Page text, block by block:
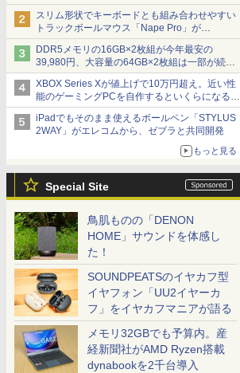
スリム形状でキーボードとも組み合わせやすい
トラックボールマウス「Nape Pro」が
Keychronから
DDR5メモリの16GB×2枚組が今年最安の
39,980円、大容量の64GB×2枚組は一部が続騰
[8月前半のメモリ価格]
XBOX Series Xが値上げで10万円超え。近い性
能のゲーミングPCを自作するといくらになる？
【石田賀津男の『酒の肴にPCゲーム』】
iPadでもそのまま使えるボールペン「STYLUS
2WAY」がエレコムから、ゼブラと共同開発
もっと見る
Special Site
鳥肌ものの「DENON
HOME」サウンドを体感し
た！
SOUNDPEATSのイヤカフ型
イヤフォン「UU2イヤーカ
フ」をイヤカフマニアが語る
メモリ32GBでも予算内。産
経新聞社がAMD Ryzen搭載
dynabookを2千台導入